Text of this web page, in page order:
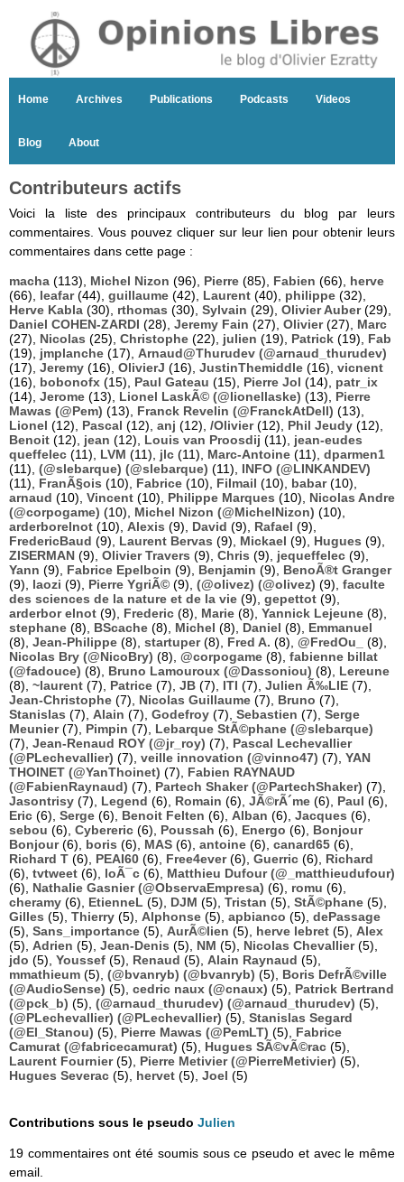
Home Archives Publications Podcasts Videos
Blog About
Contributeurs actifs
Voici la liste des principaux contributeurs du blog par leurs
commentaires. Vous pouvez cliquer sur leur lien pour obtenir leurs
commentaires dans cette page :
macha (113), Michel Nizon (96), Pierre (85), Fabien (66), herve
(66), leafar(44), guillaume (42), Laurent (40), philippe (32),
Herve Kabla (30), rthomas (30), Sylvain (29), Olivier Auber(29),
Daniel COHEN-ZARDI (28), Jeremy Fain (27), Olivier(27), Marc
(27), Nicolas (25), Christophe (22), julien (19), Patrick (19), Fab
(19), jmplanche (17), Arnaud@Thurudev (@arnaud_thurudev)
(17), Jeremy (16), OlivierJ (16), JustinThemiddle (16), vicnent
(16), bobonofx (15), Paul Gateau (15), Pierre Jol (14), patr_ix
(14), Jerome (13), Lionel LaskÃ© (@lionellaske) (13), Pierre
Mawas (@Pem) (13), Franck Revelin (@FranckAtDell) (13),
Lionel (12), Pascal (12), anj (12), /Olivier(12), Phil Jeudy (12),
Benoit (12), jean (12), Louis van Proosdij (11), jean-eudes
queffelec (11), LVM (11), jlc (11), Marc-Antoine (11), dparmen1
(11), (@slebarque) (@slebarque) (11), INFO (@LINKANDEV)
(11), FranÃ§ois (10), Fabrice (10), Filmail (10), babar(10),
arnaud (10), Vincent (10), Philippe Marques (10), Nicolas Andre
(@corpogame) (10), Michel Nizon (@MichelNizon) (10),
arderborelnot (10), Alexis (9), David (9), Rafael (9),
FredericBaud (9), Laurent Bervas (9), Mickael (9), Hugues (9),
ZISERMAN (9), Olivier Travers (9), Chris (9), jequeffelec (9),
Yann (9), Fabrice Epelboin (9), Benjamin (9), BenoÃ®t Granger
(9), laozi (9), Pierre YgriÃ© (9), (@olivez) (@olivez) (9), faculte
des sciences de la nature et de la vie (9), gepettot (9),
arderbor elnot (9), Frederic (8), Marie (8), Yannick Lejeune (8),
stephane (8), BScache (8), Michel (8), Daniel (8), Emmanuel
(8), Jean-Philippe (8), startuper(8), Fred A. (8), @FredOu_
(8),
Nicolas Bry (@NicoBry) (8), @corpogame (8), fabienne billat
(@fadouce) (8), Bruno Lamouroux (@Dassoniou) (8), Lereune
(8), ~laurent (7), Patrice (7), JB (7), ITI (7), Julien Ã‰LIE (7),
Jean-Christophe (7), Nicolas Guillaume (7), Bruno (7),
Stanislas (7), Alain (7), Godefroy (7), Sebastien (7), Serge
Meunier(7), Pimpin (7), Lebarque StÃ©phane (@slebarque)
(7), Jean-Renaud ROY (@jr_roy) (7), Pascal Lechevallier
(@PLechevallier) (7), veille innovation (@vinno47) (7), YAN
THOINET (@YanThoinet) (7), Fabien RAYNAUD
(@FabienRaynaud) (7), Partech Shaker (@PartechShaker) (7),
Jasontrisy (7), Legend (6), Romain (6), JÃ©rÃ´me (6), Paul (6),
Eric (6), Serge (6), Benoit Felten (6), Alban (6), Jacques (6),
sebou (6), Cybereric (6), Poussah (6), Energo (6), Bonjour
Bonjour(6), boris (6), MAS (6), antoine (6), canard65 (6),
Richard T (6), PEAI60 (6), Free4ever(6), Guerric (6), Richard
(6), tvtweet (6), loÃ¯c (6), Matthieu Dufour (@_matthieudufour)
(6), Nathalie Gasnier (@ObservaEmpresa) (6), romu (6),
cheramy (6), EtienneL (5), DJM (5), Tristan (5), StÃ©phane (5),
Gilles (5), Thierry (5), Alphonse (5), apbianco (5), dePassage
(5), Sans_importance (5), AurÃ©lien (5), herve lebret (5), Alex
(5), Adrien (5), Jean-Denis (5), NM (5), Nicolas Chevallier(5),
jdo (5), Youssef (5), Renaud (5), Alain Raynaud (5),
mmathieum (5), (@bvanryb) (@bvanryb) (5), Boris DefrÃ©ville
(@AudioSense) (5), cedric naux (@cnaux) (5), Patrick Bertrand
(@pck_b) (5), (@arnaud_thurudev) (@arnaud_thurudev) (5),
(@PLechevallier) (@PLechevallier) (5), Stanislas Segard
(@El_Stanou) (5), Pierre Mawas (@PemLT) (5), Fabrice
Camurat (@fabricecamurat) (5), Hugues SÃ©vÃ©rac (5),
Laurent Fournier(5), Pierre Metivier (@PierreMetivier) (5),
Hugues Severac (5), hervet (5), Joel (5)
Contributions sous le pseudo Julien
19 commentaires ont été soumis sous ce pseudo et avec le même
email.